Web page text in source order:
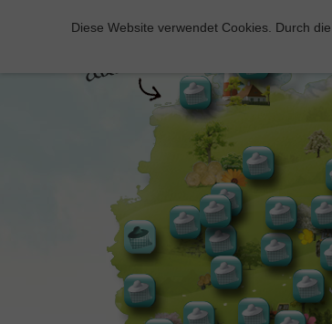
Diese Website verwendet Cookies. Durch